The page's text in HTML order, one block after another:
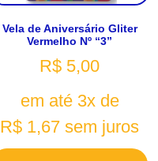
Vela de Aniversário Gliter
Vermelho Nº “3”
R$ 5,00
em até 3x de
R$ 1,67 sem juros